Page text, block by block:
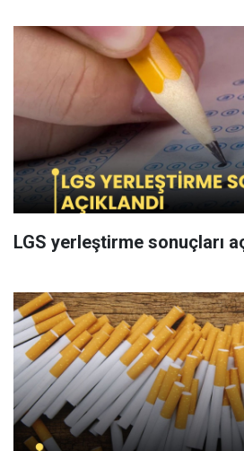
LGS yerleştirme sonuçları